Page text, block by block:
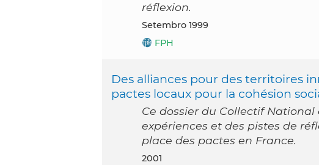
réflexion.
setembro 1999
FPH
Des alliances pour des territoires
pactes locaux pour la cohésion
Ce dossier du Collectif
expériences et des pistes de
place des pactes en France.
2001